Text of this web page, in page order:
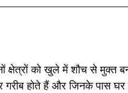
क्षेत्रों को खुले में शौच से मुक्त
होते हैं और जिनके पास घर